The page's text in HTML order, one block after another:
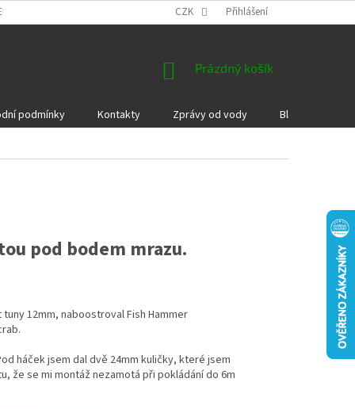
A VRÁCENÍ ZBOŽÍ DÁRKOVÉ POUKAZY
CZK Přihlášení
NÁKUPNÍ
Prázdný košík
podmínky Kontakty Zprávy od vody Blog
pod bodem mrazu.
12mm, naboostroval Fish Hammer
háček jsem dal dvě 24mm kuličky, které jsem
že se mi montáž nezamotá při pokládání do 6m